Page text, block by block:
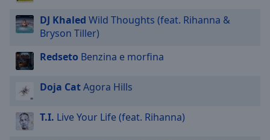
DJ Khaled Wild Thoughts (feat. Rihanna &
Bryson Tiller)
Redseto Benzina e morfina
Doja CatAgora Hills
T.I. Live Your Life (feat. Rihanna)